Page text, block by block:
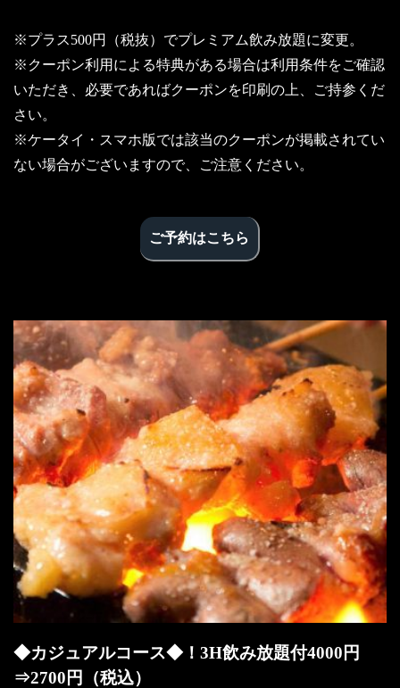
※プラス500円（税抜）でプレミアム飲み放題に変更。
※クーポン利用による特典がある場合は利用条件をご確認
いただき、必要であればクーポンを印刷の上、ご持参くだ
さい。
※ケータイ・スマホ版では該当のクーポンが掲載されてい
ない場合がございますので、ご注意ください。
ご予約はこちら
◆カジュアルコース◆！3H飲み放題付4000円
⇒2700円（税込）